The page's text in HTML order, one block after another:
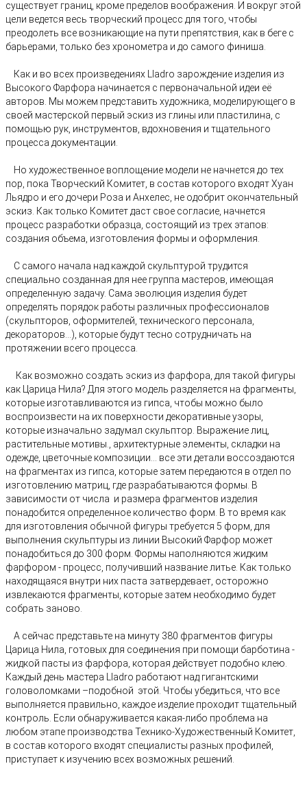
существует границ, кроме пределов воображения. И вокруг этой
цели ведется весь творческий процесс для того, чтобы
преодолеть все возникающие на пути препятствия, как в беге с
барьерами, только без хронометра и до самого финиша.
Как и во всех произведениях Lladro зарождение изделия из
Высокого Фарфора начинается с первоначальной идеи её
авторов. Мы можем представить художника, моделирующего в
своей мастерской первый эскиз из глины или пластилина, с
помощью рук, инструментов, вдохновения и тщательного
процесса документации.
Но художественное воплощение модели не начнется до тех
пор, пока Творческий Комитет, в состав которого входят Хуан
Льядро и его дочери Роза и Анхелес, не одобрит окончательный
эскиз. Как только Комитет даст свое согласие, начнется
процесс разработки образца, состоящий из трех этапов:
создания объема, изготовления формы и оформления.
С самого начала над каждой скульптурой трудится
специально созданная для нее группа мастеров, имеющая
определенную задачу. Сама эволюция изделия будет
определять порядок работы различных профессионалов
(скульпторов, оформителей, технического персонала,
декораторов...), которые будут тесно сотрудничать на
протяжении всего процесса.
Как возможно создать эскиз из фарфора, для такой фигуры
как Царица Нила? Для этого модель разделяется на фрагменты,
которые изготавливаются из гипса, чтобы можно было
воспроизвести на их поверхности декоративные узоры,
которые изначально задумал скульптор. Выражение лиц,
растительные мотивы., архитектурные элементы, складки на
одежде, цветочные композиции... все эти детали воссоздаются
на фрагментах из гипса, которые затем передаются в отдел по
изготовлению матриц, где разрабатываются формы. В
зависимости от числа и размера фрагментов изделия
понадобится определенное количество форм. В то время как
для изготовления обычной фигуры требуется 5 форм, для
выполнения скульптуры из линии Высокий Фарфор может
понадобиться до 300 форм. Формы наполняются жидким
фарфором - процесс, получивший название литье. Как только
находящаяся внутри них паста затвердевает, осторожно
извлекаются фрагменты, которые затем необходимо будет
собрать заново.
А сейчас представьте на минуту 380 фрагментов фигуры
Царица Нила, готовых для соединения при помощи барботина -
жидкой пасты из фарфора, которая действует подобно клею.
Каждый день мастера Lladro работают над гигантскими
головоломками –подобной этой. Чтобы убедиться, что все
выполняется правильно, каждое изделие проходит тщательный
контроль. Если обнаруживается какая-либо проблема на
любом этапе производства Технико-Художественный Комитет,
в состав которого входят специалисты разных профилей,
приступает к изучению всех возможных решений.